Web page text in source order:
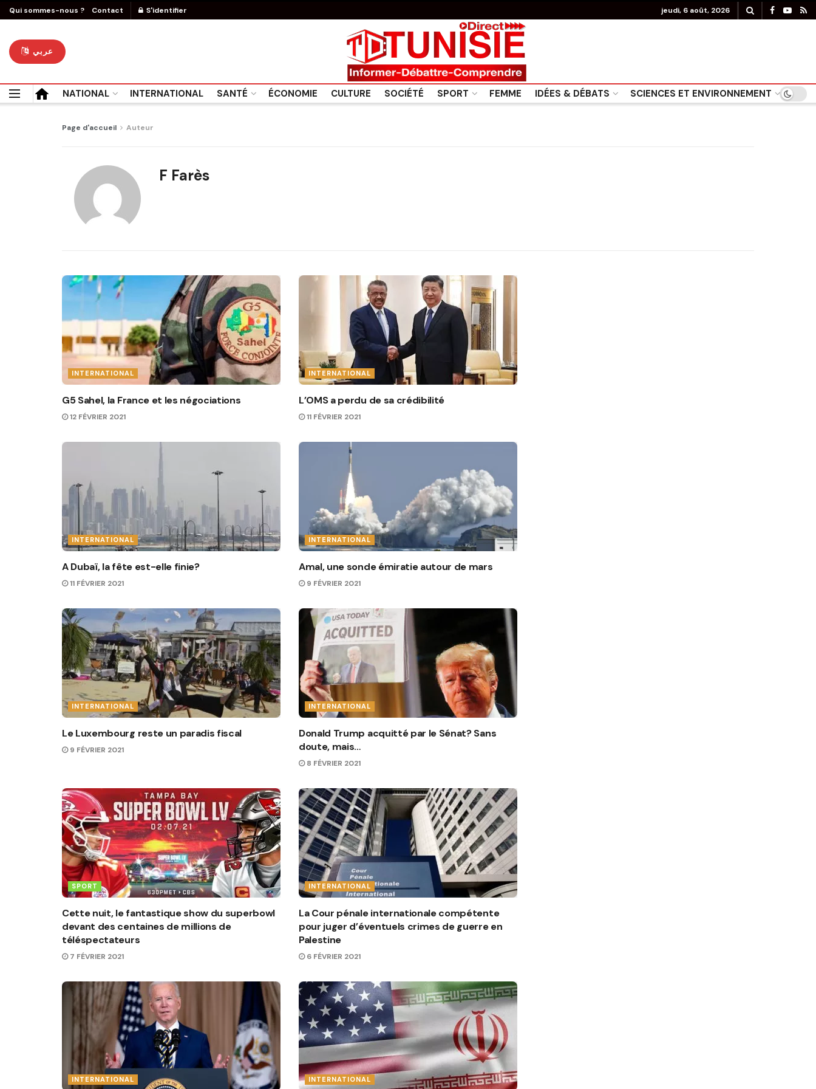
Qui sommes-nous ? Contact S'identifier jeudi, 6 août, 2026
عربي
NATIONAL INTERNATIONAL SANTÉ ÉCONOMIE CULTURE SOCIÉTÉ SPORT FEMME IDÉES & DÉBATS SCIENCES ET ENVIRONNEMENT
Page d'accueil Auteur
F Farès
INTERNATIONAL
G5 Sahel, la France et les négociations
12 FÉVRIER 2021
INTERNATIONAL
L’OMS a perdu de sa crédibilité
11 FÉVRIER 2021
INTERNATIONAL
A Dubaï, la fête est-elle finie?
11 FÉVRIER 2021
INTERNATIONAL
Amal, une sonde émiratie autour de mars
9 FÉVRIER 2021
INTERNATIONAL
Le Luxembourg reste un paradis fiscal
9 FÉVRIER 2021
INTERNATIONAL
Donald Trump acquitté par le Sénat? Sans
doute, mais…
8 FÉVRIER 2021
SPORT
Cette nuit, le fantastique show du superbowl
devant des centaines de millions de
téléspectateurs
7 FÉVRIER 2021
INTERNATIONAL
La Cour pénale internationale compétente
pour juger d’éventuels crimes de guerre en
Palestine
6 FÉVRIER 2021
INTERNATIONAL INTERNATIONAL